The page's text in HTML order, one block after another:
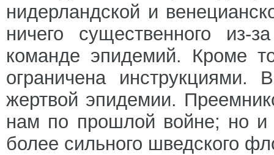
нидерландской и
ничего существенного
команде эпидемий. Кроме
ограничена
жертвой эпидемии.
нам по прошлой войне; но и
более сильного шведского